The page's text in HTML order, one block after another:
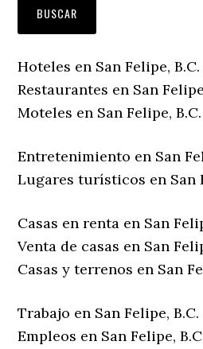
Hoteles en San Felipe, B.C.
Restaurantes en San
Moteles en San Felipe, B.C.
Entretenimiento en San
Lugares turísticos en San
Casas en renta en San
Venta de casas en San
Casas y terrenos en San
Trabajo en San Felipe, B.C.
Empleos en San Felipe,